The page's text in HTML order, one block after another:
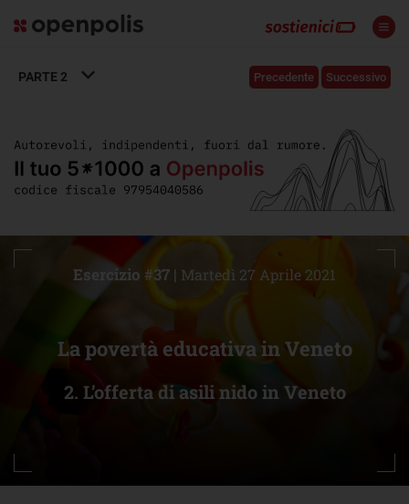
Precedente Successivo
PARTE 2
La povertà educativa in Veneto
2. L’offerta di asili nido in Veneto
Esercizio #37 | Martedì 27 Aprile 2021